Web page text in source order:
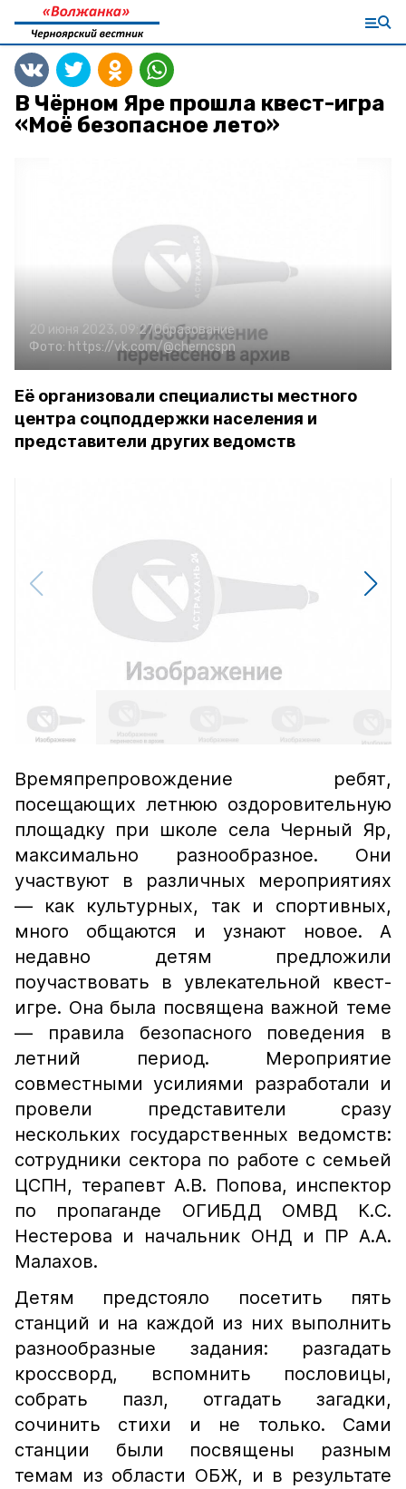
В Чёрном Яре прошла квест-игра
«Моё безопасное лето»
20 июня 2023, 09:27Образование
Фото: https://vk.com/@cherncspn
Её организовали специалисты местного
центра соцподдержки населения и
представители других ведомств
Времяпрепровождение ребят,
посещающих летнюю оздоровительную
площадку при школе села Черный Яр,
максимально разнообразное. Они
участвуют в различных мероприятиях
— как культурных, так и спортивных,
много общаются и узнают новое. А
недавно детям предложили
поучаствовать в увлекательной квест-
игре. Она была посвящена важной теме
— правила безопасного поведения в
летний период. Мероприятие
совместными усилиями разработали и
провели представители сразу
нескольких государственных ведомств:
сотрудники сектора по работе с семьей
ЦСПН, терапевт А.В. Попова, инспектор
по пропаганде ОГИБДД ОМВД К.С.
Нестерова и начальник ОНД и ПР А.А.
Малахов.
Детям предстояло посетить пять
станций и на каждой из них выполнить
разнообразные задания: разгадать
кроссворд, вспомнить пословицы,
собрать пазл, отгадать загадки,
сочинить стихи и не только. Сами
станции были посвящены разным
темам из области ОБЖ, и в результате